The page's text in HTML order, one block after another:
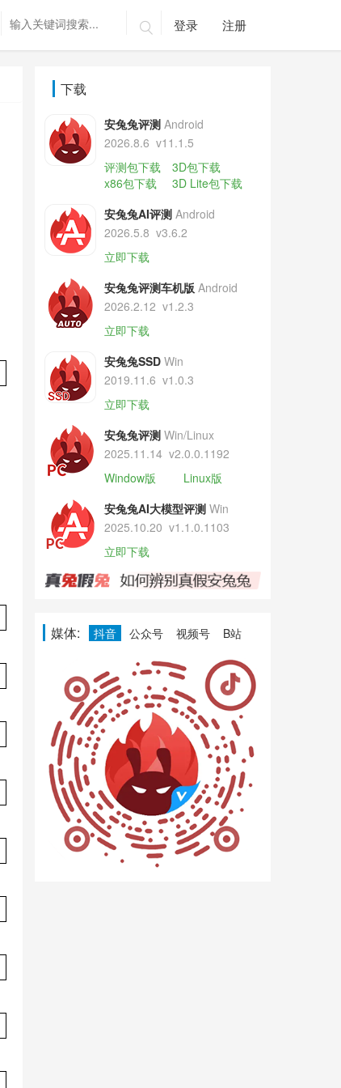
 登录 注册
下载
安兔兔评测 Android
2026.8.6 v11.1.5
评测包下载
3D包下载
x86包下载
3D Lite包下载
安兔兔AI评测 Android
2026.5.8 v3.6.2
立即下载
安兔兔评测车机版 Android
2026.2.12 v1.2.3
立即下载
安兔兔SSD Win
2019.11.6 v1.0.3
立即下载
安兔兔评测 Win/Linux
2025.11.14 v2.0.0.1192
Window版
Linux版
安兔兔AI大模型评测 Win
2025.10.20 v1.1.0.1103
立即下载
媒体: 抖音 公众号 视频号 B站